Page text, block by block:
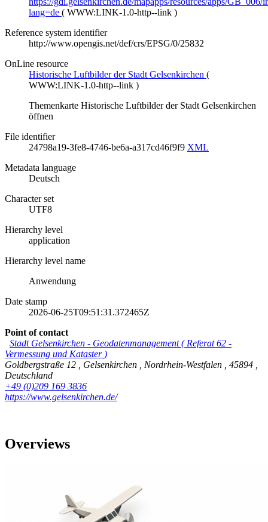
lang=de ( WWW:LINK-1.0-http--link )
Reference system identifier
http://www.opengis.net/def/crs/EPSG/0/25832
OnLine resource
Historische Luftbilder der Stadt Gelsenkirchen (
WWW:LINK-1.0-http--link )
Themenkarte Historische Luftbilder der Stadt Gelsenkirchen
öffnen
File identifier
24798a19-3fe8-4746-be6a-a317cd46f9f9 XML
Metadata language
Deutsch
Character set
UTF8
Hierarchy level
application
Hierarchy level name
Anwendung
Date stamp
2026-06-25T09:51:31.372465Z
Point of contact
Stadt Gelsenkirchen - Geodatenmanagement( Referat 62 -
Vermessung und Kataster )
Goldbergstraße 12
Gelsenkirchen Nordrhein-Westfalen 45894
Deutschland
+49 (0)209 169 3836
https://www.gelsenkirchen.de/
Overviews